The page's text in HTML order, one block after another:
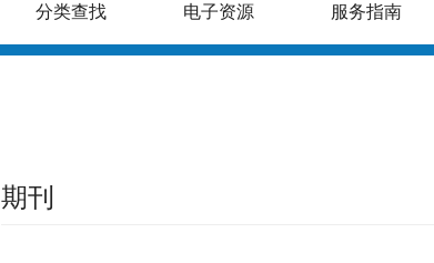
分类查找 电子资源 服务指南
期刊